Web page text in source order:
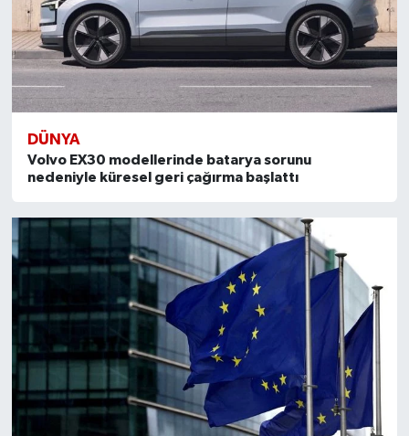
DÜNYA
Volvo EX30 modellerinde batarya sorunu
nedeniyle küresel geri çağırma başlattı